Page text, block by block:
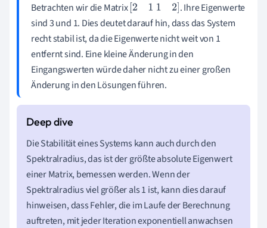
Betrachten wir die Matrix[21 2]
. Ihre Eigenwerte
sind 3 und 1. Dies deutet darauf hin, dass das System
recht stabil ist, da die Eigenwerte nicht weit von 1
entfernt sind. Eine kleine Änderung in den
Eingangswerten würde daher nicht zu einer großen
Änderung in den Lösungen führen.
Die Stabilität eines Systems kann auch durch den
Spektralradius, das ist der größte absolute Eigenwert
einer Matrix, bemessen werden. Wenn der
Spektralradius viel größer als 1 ist, kann dies darauf
hinweisen, dass Fehler, die im Laufe der Berechnung
auftreten, mit jeder Iteration exponentiell anwachsen